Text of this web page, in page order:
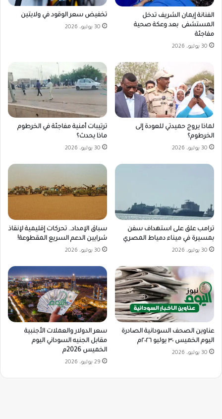
الفنانة إيمان الشريف تدخل
المستشفى بعد وعكة صحية
مفاجئة
30 يوليو، 2026
تخفيض سعر الوقود في ولايتين
30 يوليو، 2026
لماذا يروج حميدتي للعودة إلى
الخرطوم؟
30 يوليو، 2026
ترتيبات أمنية مفاجئة في الخرطوم
ماذا يحدث؟
30 يوليو، 2026
ترامب علق على استهداف سفن
بمسيرة في ميناء دمياط المصري
30 يوليو، 2026
سباق الإمداد.. تحركات إقليمية لإنقاذ
شرايين الدعم السريع المقطوعة!
30 يوليو، 2026
عناوين الصحف السودانية الصادرة
اليوم الخميس ٣٠ يوليو ٢٠٢٦م
30 يوليو، 2026
سعر الدولار والعملات الأجنبية
مقابل الجنيه السوداني اليوم
الخميس 2026م
29 يوليو، 2026